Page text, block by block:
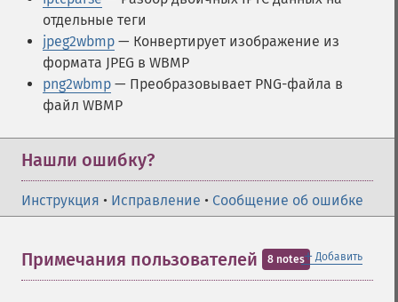
отдельные теги
jpeg2wbmp — Конвертирует изображение из
формата JPEG в WBMP
png2wbmp — Преобразовывает PNG-файла в
файл WBMP
Нашли ошибку?
Инструкция • Исправление • Сообщение об ошибке
＋ Добавить
Примечания пользователей 8 notes